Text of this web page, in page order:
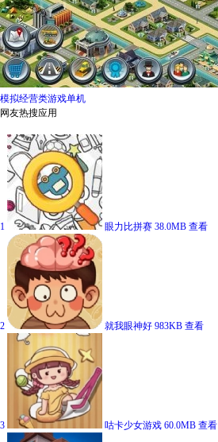
模拟经营类游戏单机
网友热搜应用
1 眼力比拼赛 38.0MB 查看
2 就我眼神好 983KB 查看
3 咕卡少女游戏 60.0MB 查看